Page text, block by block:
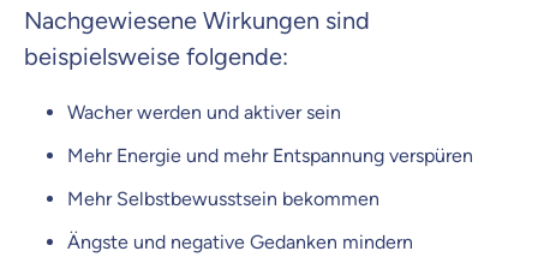
Nachgewiesene Wirkungen sind
beispielsweise folgende:
Wacher werden und aktiver sein
Mehr Energie und mehr Entspannung verspüren
Mehr Selbstbewusstsein bekommen
Ängste und negative Gedanken mindern